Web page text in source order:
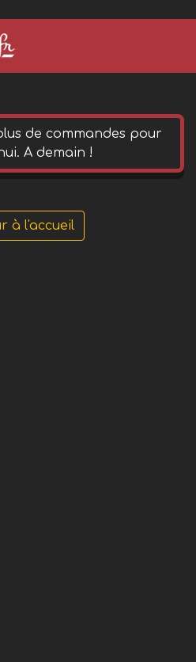
de commandes pour
A demain !
à l'accueil